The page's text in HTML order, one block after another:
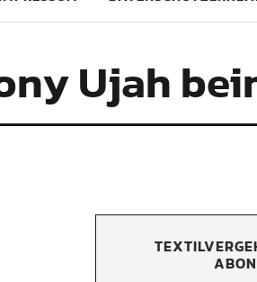
Ujah